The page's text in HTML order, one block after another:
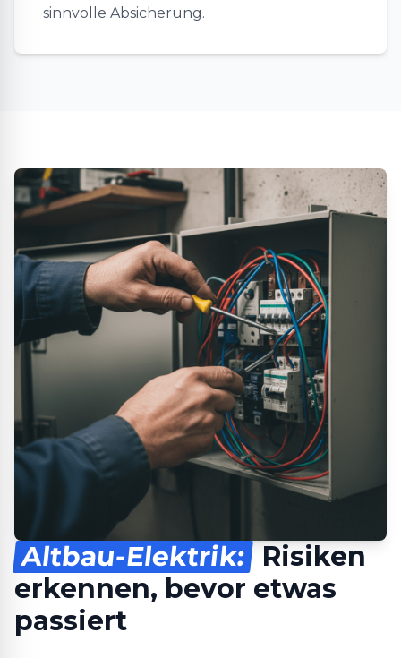
sinnvolle Absicherung.
Altbau-Elektrik: Risiken
erkennen, bevor etwas
passiert